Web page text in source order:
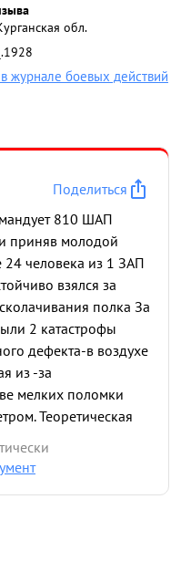
обл.
журнале боевых действий
Поделиться
810 ШАП
приняв молодой
24 человека из 1 ЗАП
взялся за
полка За
2 катастрофы
дефекта-в воздухе
из -за
мелких поломки
Теоретическая
высокая
опыт командо вания
работы. За в